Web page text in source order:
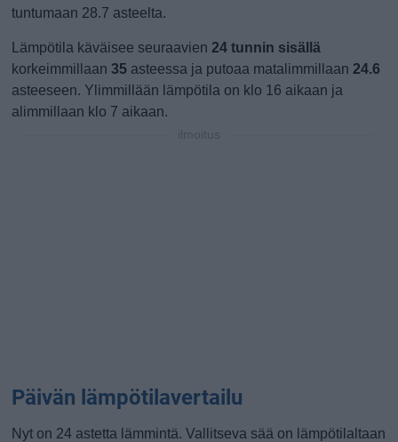
tuntumaan 28.7 asteelta.
Lämpötila käväisee seuraavien24 tunnin sisällä
korkeimmillaan35 asteessa ja putoaa matalimmillaan24.6
asteeseen. Ylimmillään lämpötila on klo 16 aikaan ja
alimmillaan klo 7 aikaan.
Päivän lämpötilavertailu
Nyt on 24 astetta lämmintä. Vallitseva sää on lämpötilaltaan